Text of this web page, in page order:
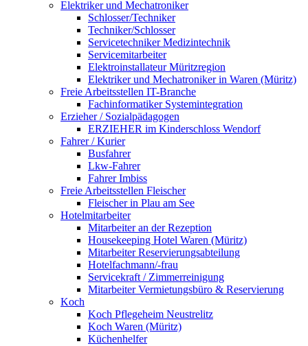
Elektriker und Mechatroniker
Schlosser/Techniker
Techniker/Schlosser
Servicetechniker Medizintechnik
Servicemitarbeiter
Elektroinstallateur Müritzregion
Elektriker und Mechatroniker in Waren (Müritz)
Freie Arbeitsstellen IT-Branche
Fachinformatiker Systemintegration
Erzieher / Sozialpädagogen
ERZIEHER im Kinderschloss Wendorf
Fahrer / Kurier
Busfahrer
Lkw-Fahrer
Fahrer Imbiss
Freie Arbeitsstellen Fleischer
Fleischer in Plau am See
Hotelmitarbeiter
Mitarbeiter an der Rezeption
Housekeeping Hotel Waren (Müritz)
Mitarbeiter Reservierungsabteilung
Hotelfachmann/-frau
Servicekraft / Zimmerreinigung
Mitarbeiter Vermietungsbüro & Reservierung
Koch
Koch Pflegeheim Neustrelitz
Koch Waren (Müritz)
Küchenhelfer